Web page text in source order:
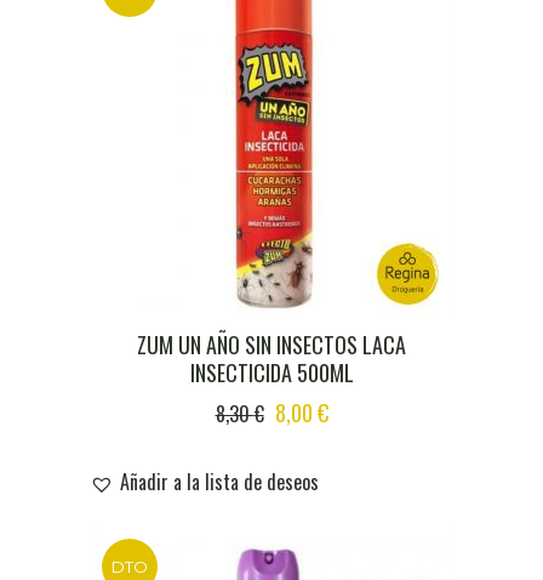
ZUM UN AÑO SIN INSECTOS LACA
INSECTICIDA 500ML
8,30€ ORIGINAL
WAS:
8,30 €.
8,00€CURRENT
Añadir a la lista de deseos
DTO